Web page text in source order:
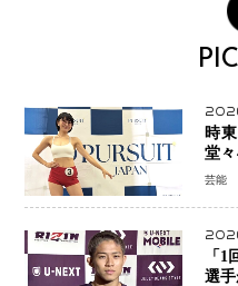
時
堂
健
芸能
「
選